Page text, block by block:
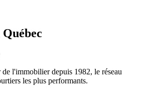
l'immobilier depuis 1982, le réseau
les plus performants.